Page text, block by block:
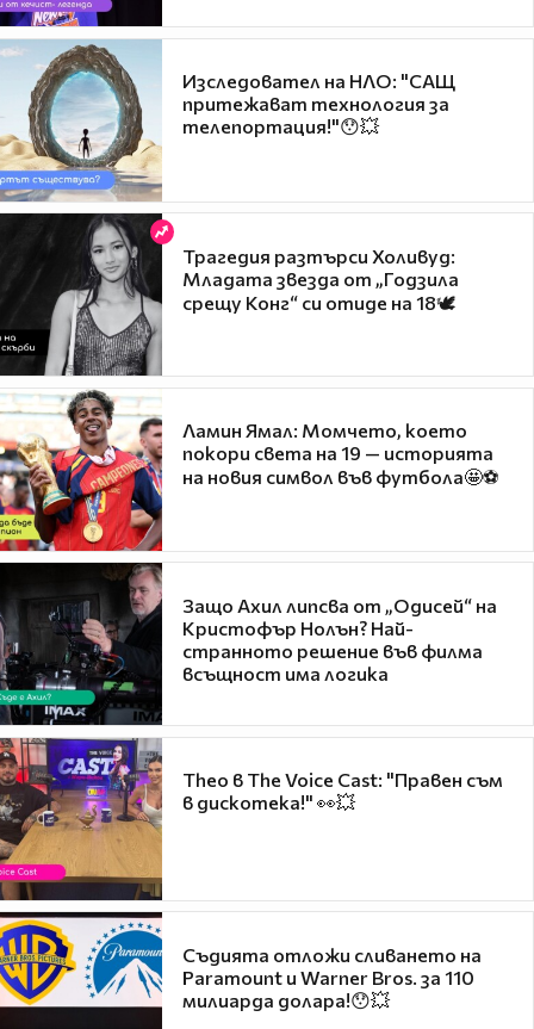
Изследовател на НЛО: "САЩ
притежават технология за
телепортация!"😯💥
Трагедия разтърси Холивуд:
Младата звезда от „Годзила
срещу Конг“ си отиде на 18🕊️
Ламин Ямал: Момчето, което
покори света на 19 — историята
на новия символ във футбола🤩⚽
Защо Ахил липсва от „Одисей“ на
Кристофър Нолън? Най-
странното решение във филма
всъщност има логика
Theo в The Voice Cast: "Правен съм
в дискотека!" 👀💥
Съдията отложи сливането на
Paramount и Warner Bros. за 110
милиарда долара!😯💥